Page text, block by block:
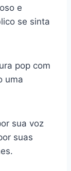
e
se sinta
pop com
uma
sua voz
suas